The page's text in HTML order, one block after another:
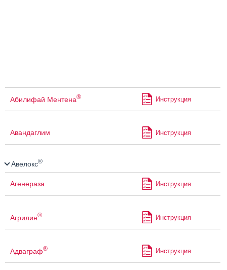
Абилифай Ментена® Инструкция
Авандаглим Инструкция
Авелокс®
Агенераза Инструкция
Агрилин® Инструкция
Адваграф® Инструкция